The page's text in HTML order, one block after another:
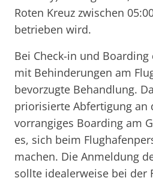
Roten Kreuz zwischen
betrieben wird.
Bei Check-in und
mit Behinderungen am
bevorzugte Behandlung.
priorisierte Abfertigung an
vorrangiges Boarding am
es, sich beim
machen. Die Anmeldung
sollte idealerweise bei der